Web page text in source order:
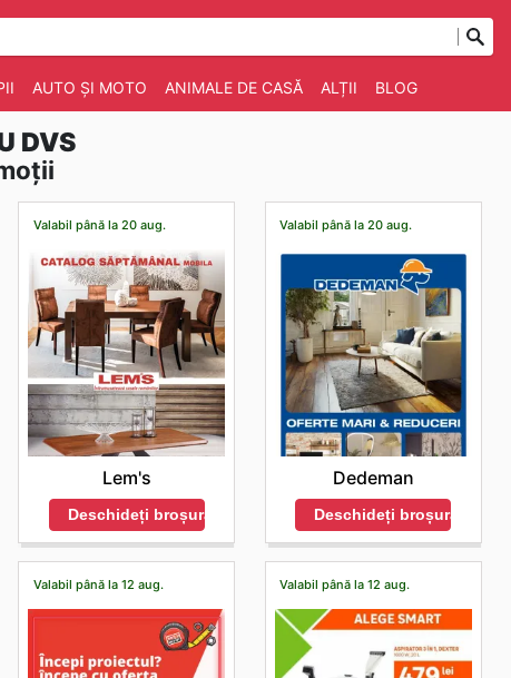
AUTO ȘI MOTO ANIMALE DE CASĂ ALȚII BLOG
DVS
Valabil până la 20 aug.
Lem's
Deschideți broșura
Valabil până la 20 aug.
Dedeman
Deschideți broșura
Valabil până la 12 aug. Valabil până la 12 aug.